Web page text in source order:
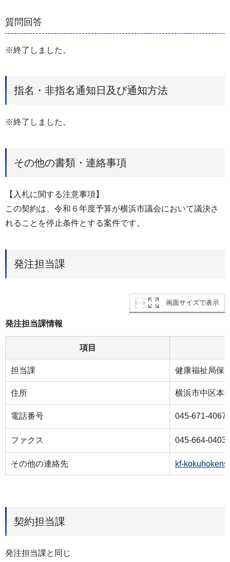
質問回答
※終了しました。
指名・非指名通知日及び通知方法
※終了しました。
その他の書類・連絡事項
【入札に関する注意事項】
この契約は、令和６年度予算が横浜市議会において議決さ
れることを停止条件とする案件です。
発注担当課
画面サイズで表示
発注担当課情報
項目
担当課 健康福祉局保
住所 横浜市中区本
電話番号 045-671-4067
ファクス 045-664-0403
その他の連絡先 kf-
契約担当課
発注担当課と同じ